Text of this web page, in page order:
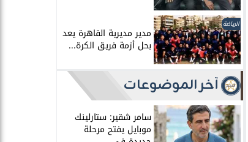
الرياضة
مدير مديرية القاهرة يعد
بحل أزمة فريق الكرة...
آخر الموضوعات
سامر شقير: ستارلينك
موبايل يفتح مرحلة